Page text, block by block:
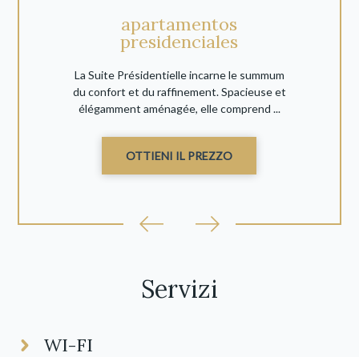
apartamentos
presidenciales
La Suite Présidentielle incarne le summum
du confort et du raffinement. Spacieuse et
élégamment aménagée, elle comprend ...
OTTIENI IL PREZZO
Servizi
WI-FI